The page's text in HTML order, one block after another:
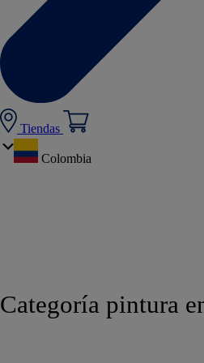
Tiendas
Colombia
Categoría pintura